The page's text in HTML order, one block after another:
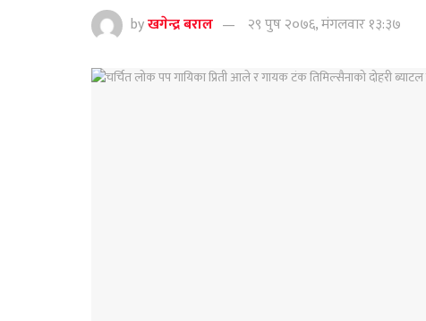
byखगेन्द्र बराल २९ पुष २०७६, मंगलवार १३:३७